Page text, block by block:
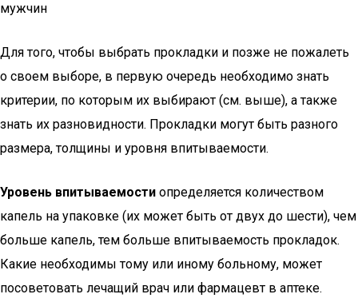
мужчин
Для того, чтобы выбрать прокладки и позже не пожалеть
о своем выборе, в первую очередь необходимо знать
критерии, по которым их выбирают (см. выше), а также
знать их разновидности. Прокладки могут быть разного
размера, толщины и уровня впитываемости.
Уровень впитываемости определяется количеством
капель на упаковке (их может быть от двух до шести), чем
больше капель, тем больше впитываемость прокладок.
Какие необходимы тому или иному больному, может
посоветовать лечащий врач или фармацевт в аптеке.